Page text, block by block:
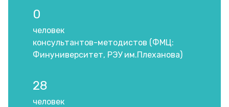
0
человек
консультантов-методистов (ФМЦ:
Финуниверситет, РЭУ им.Плеханова)
28
человек